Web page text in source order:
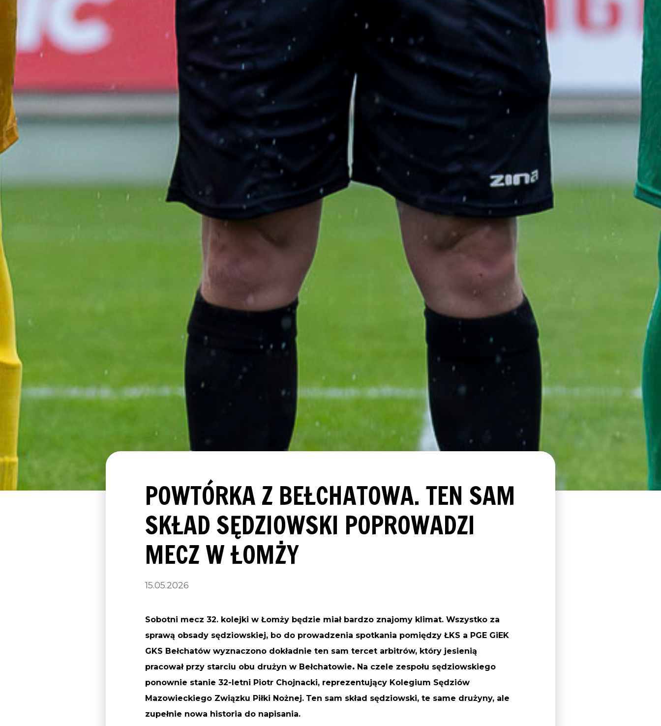
POWTÓRKA Z BEŁCHATOWA. TEN SAM
SKŁAD SĘDZIOWSKI POPROWADZI
MECZ W ŁOMŻY
15.05.2026
Sobotni mecz 32. kolejki w Łomży będzie miał bardzo znajomy klimat. Wszystko za
sprawą obsady sędziowskiej, bo do prowadzenia spotkania pomiędzy ŁKS a PGE GiEK
GKS Bełchatów wyznaczono dokładnie ten sam tercet arbitrów, który jesienią
pracował przy starciu obu drużyn w Bełchatowie. Na czele zespołu sędziowskiego
ponownie stanie 32-letni Piotr Chojnacki, reprezentujący Kolegium Sędziów
Mazowieckiego Związku Piłki Nożnej. Ten sam skład sędziowski, te same drużyny, ale
zupełnie nowa historia do napisania.